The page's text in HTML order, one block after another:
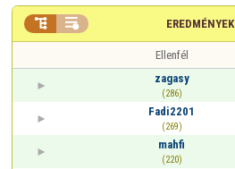
EREDMÉNYEK
 
Ellenfél
zagasy
(286)
Fadi2201
(269)
mahfi
(220)